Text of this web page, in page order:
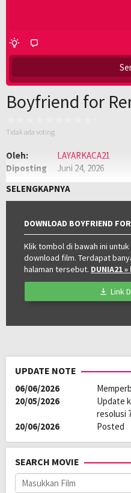
Boyfriend for
Tidak ada voting
Oleh:
LAYARKACA21
Diposting
Juni 24, 2026
Kualitas:
HD
Negara:
Philippines
SELENGKAPNYA
DOWNLOAD BOYFRIEND
Klik tombol di bawah ini
download film. Terdapat
halaman tersebut. DUNIA21
Link
UPDATE NOTE
06/06/2026
20/05/2026
Update
resolusi
20/06/2026
Posted
SEARCH MOVIE